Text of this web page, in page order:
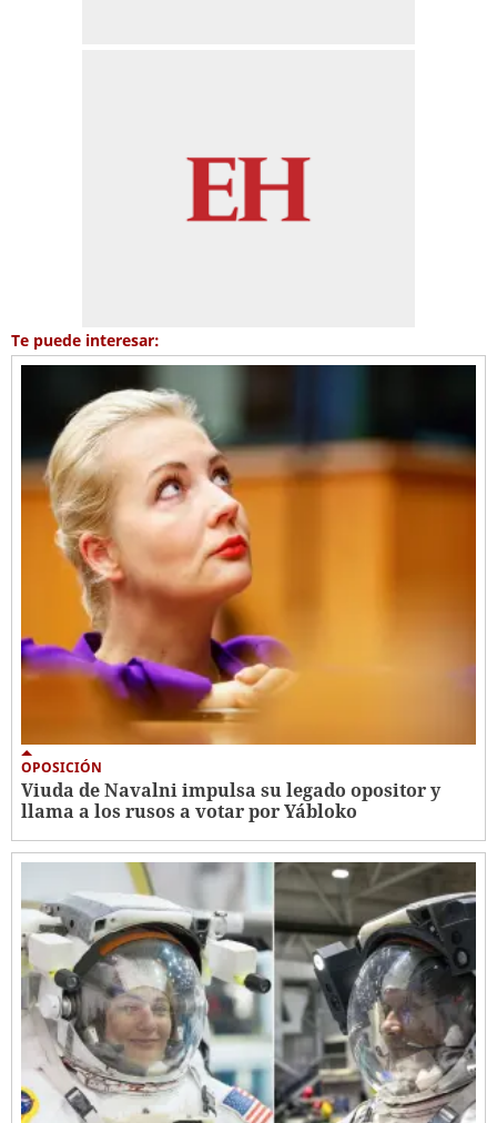
Te puede interesar:
OPOSICIÓN
Viuda de Navalni impulsa su legado opositor y
llama a los rusos a votar por Yábloko